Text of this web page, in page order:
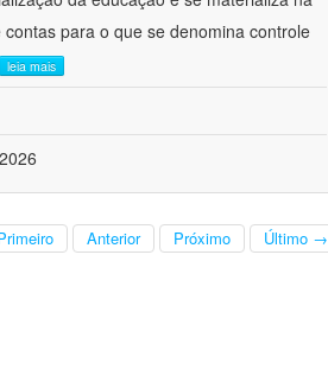
para o que se denomina controle
leia mais
Anterior Próximo Último →